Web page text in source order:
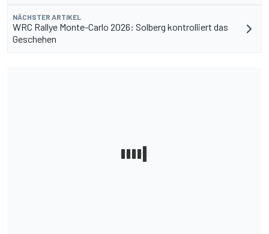
NÄCHSTER ARTIKEL
WRC Rallye Monte-Carlo 2026: Solberg kontrolliert das
Geschehen